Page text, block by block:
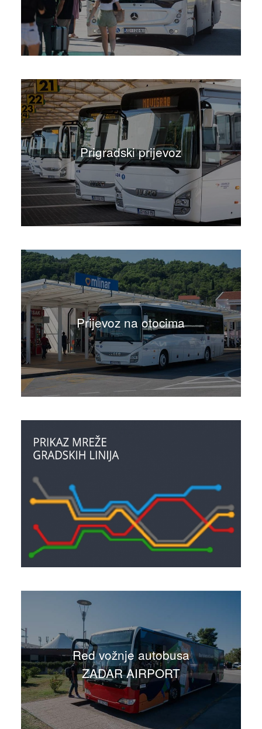
Prigradski prijevoz
Prijevoz na otocima
Red vožnje autobusa
ZADAR AIRPORT